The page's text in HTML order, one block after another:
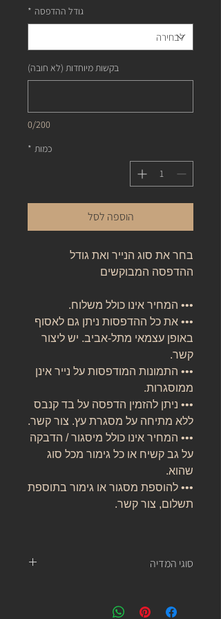
גודל ההדפסה *
בקשות מיוחדות (לא חובה)
0/200
כמות *
הוספה לסל
בחר את סוג הנייר ואת גודל
ההדפסה המבוקשים
••• המחיר אינו כולל משלוח.
••• את כל ההדפסות ניתן גם לאסוף
באופן עצמאי מתל-אביב. יש ליצור
קשר.
••• התמונות המודפסות על נייר אינן
ממוסגרות.
••• ניתן להזמין הדפסה על בד קנבס
ללא מתיחה על מסגרת עץ. צור קשר.
••• המחיר אינו כולל מיסגור / הדבקה
על גב קשיח או כל גימור מכל סוג
שהוא.
••• להוספת מסגור או גימור בתוספת
תשלום, צור קשר.
סוגי המדיה